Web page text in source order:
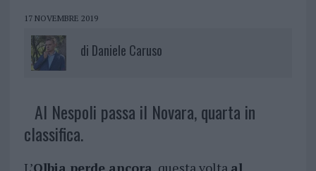
17 NOVEMBRE 2019
di Daniele Caruso
Al Nespoli passa il Novara, quarta in
classifica.